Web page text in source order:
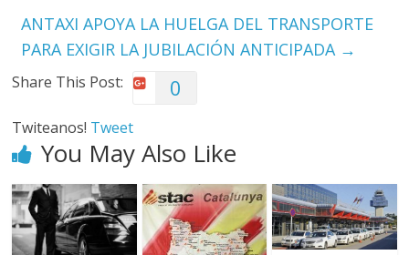
ANTAXI APOYA LA HUELGA DEL TRANSPORTE
PARA EXIGIR LA JUBILACIÓN ANTICIPADA →
Share This Post: 0
Twiteanos! Tweet
You May Also Like